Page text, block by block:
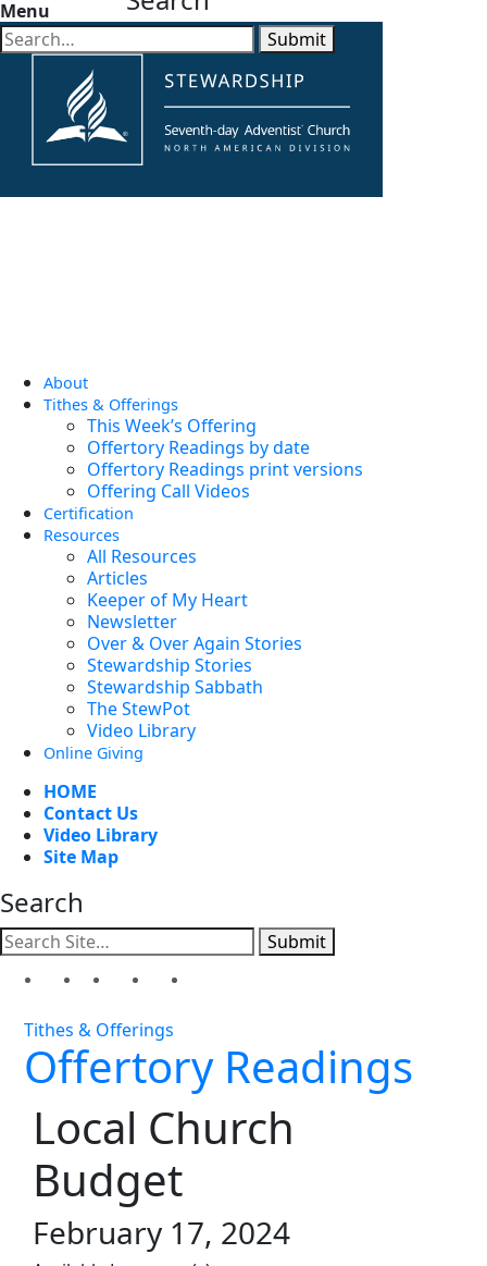
Menu
About
Tithes & Offerings
This Week’s Offering
Offertory Readings by date
Offertory Readings print versions
Offering Call Videos
Certification
Resources
All Resources
Articles
Keeper of My Heart
Newsletter
Over & Over Again Stories
Stewardship Stories
Stewardship Sabbath
The StewPot
Video Library
Online Giving
HOME
Contact Us
Video Library
Site Map
Search
Submit
Tithes & Offerings
Offertory Readings
Local Church
Budget
February 17, 2024
Submit